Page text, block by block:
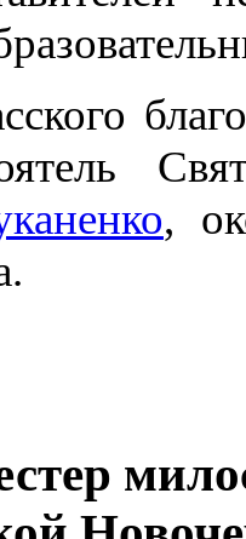
,